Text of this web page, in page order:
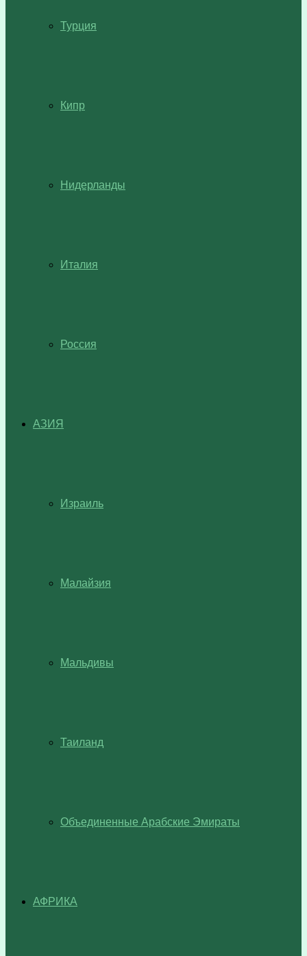
Турция
Кипр
Нидерланды
Италия
Россия
АЗИЯ
Израиль
Малайзия
Мальдивы
Таиланд
Объединенные Арабские Эмираты
АФРИКА